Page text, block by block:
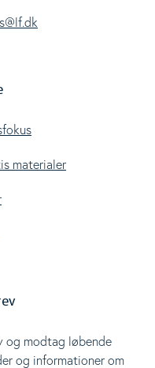
materialer
og modtag løbende
og informationer om